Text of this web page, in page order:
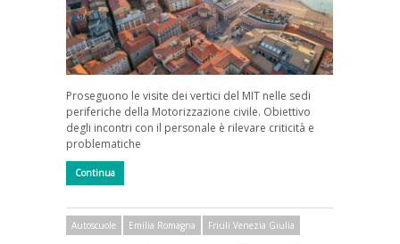
Proseguono le visite dei vertici del MIT nelle sedi
periferiche della Motorizzazione civile. Obiettivo
degli incontri con il personale è rilevare criticità e
problematiche
Continua
Autoscuole Emilia Romagna Friuli Venezia Giulia